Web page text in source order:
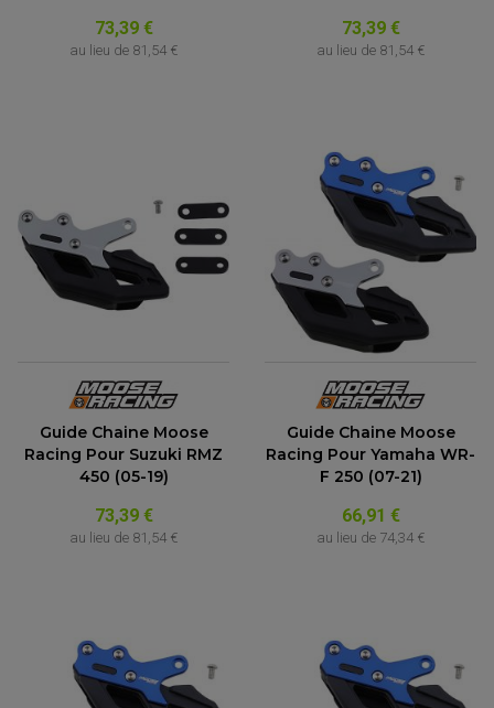
73,39 €
au lieu de 81,54 €
73,39 €
au lieu de 81,54 €
Guide Chaine Moose
Racing Pour Suzuki RMZ
450 (05-19)
73,39 €
au lieu de 81,54 €
Guide Chaine Moose
Racing Pour Yamaha WR-
F 250 (07-21)
66,91 €
au lieu de 74,34 €